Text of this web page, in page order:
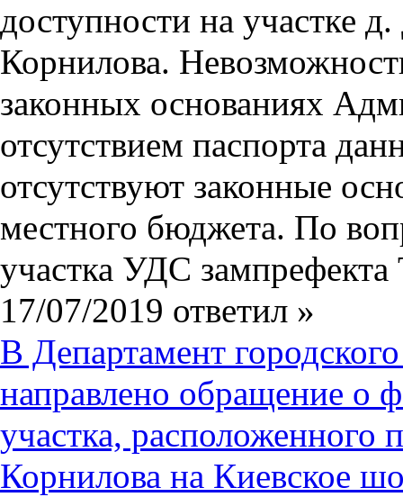
доступности на участке
Корнилова.
законных основаниях
отсутствием паспорта
отсутствуют законные
местного бюджета. По
участка УДС
17/07/2019 ответил »
В Департамент
направлено обращение о
участка, расположенного
Корнилова на Киевское